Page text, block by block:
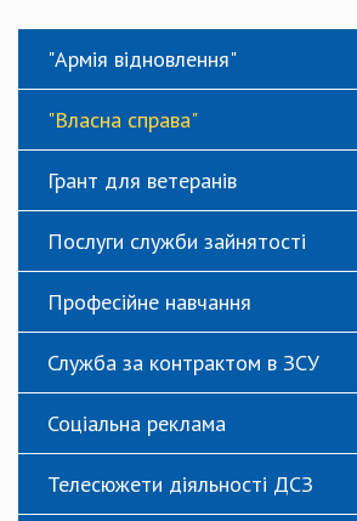
"Армія відновлення"
"Власна справа"
Грант для ветеранів
Послуги служби зайнятості
Професійне навчання
Служба за контрактом в ЗСУ
Соціальна реклама
Телесюжети діяльності ДСЗ